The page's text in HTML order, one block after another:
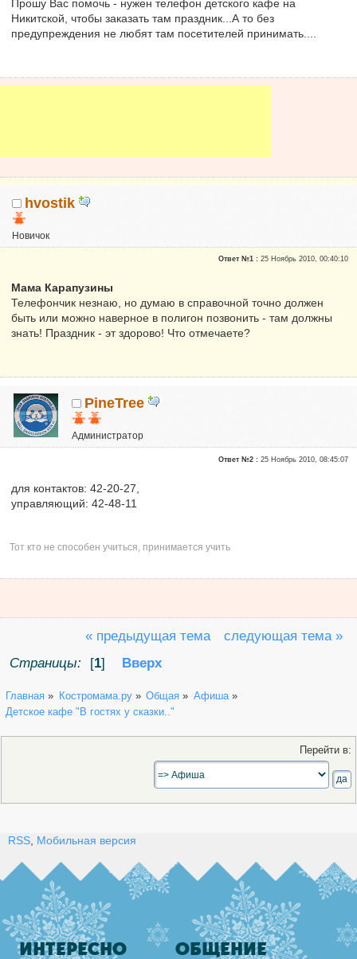
Прошу Вас помочь - нужен телефон детского кафе на
Никитской, чтобы заказать там праздник...А то без
предупреждения не любят там посетителей принимать....
hvostik
Новичок
Репутация:0
Ответ №1 :25 Ноябрь 2010, 00:40:10
Мама Карапузины
Телефончик незнаю, но думаю в справочной точно должен
быть или можно наверное в полигон позвонить - там должны
знать! Праздник - эт здорово! Что отмечаете?
PineTree
Администратор
Репутация:6
Ответ №2 :25 Ноябрь 2010, 08:45:07
для контактов: 42-20-27,
управляющий: 42-48-11
Тот кто не способен учиться, принимается учить
« предыдущая тема
следующая тема »
Страницы:
[1] Вверх
Главная » Костромама.ру» Общая » Афиша»
Детское кафе "В гостях у сказки.."
Перейти в:
RSS Мобильная версия
ИНТЕРЕСНО ОБЩЕНИЕ